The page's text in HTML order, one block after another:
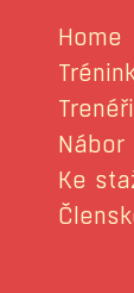
Home
Trenéři
Nábor
Ke